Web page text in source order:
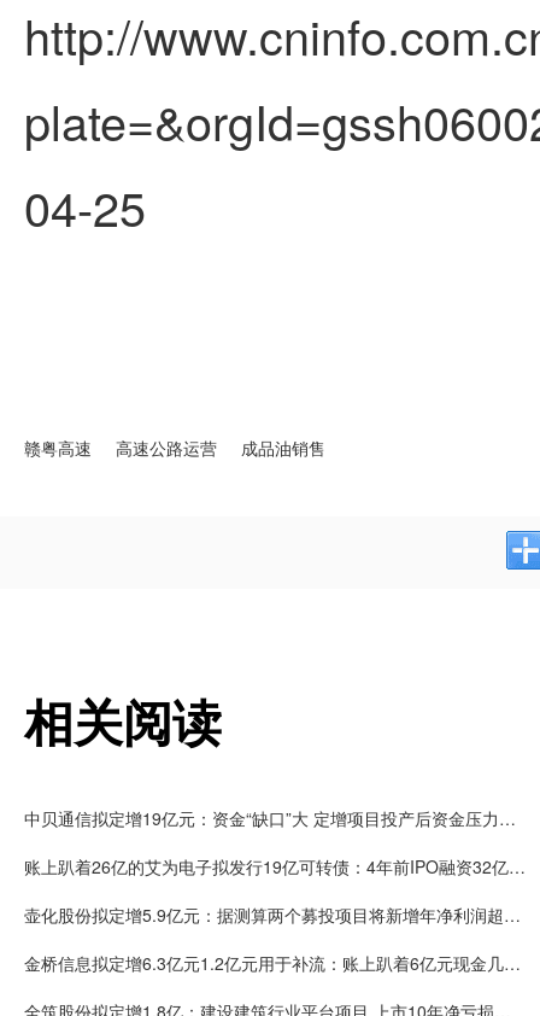
http://
04-25
赣粤高速 高速公路运营 成品油销售
相关阅读
中贝通信拟定增19亿元：资金“缺口”大 定增项目投产后资金压力更大
账上趴着26亿的艾为电子拟发行19亿可转债：4年前IPO融资32亿 上市后共创造5.4亿净利润
壶化股份拟定增5.9亿元：据测算两个募投项目将新增年净利润超9000万元
金桥信息拟定增6.3亿元1.2亿元用于补流：账上趴着6亿元现金几乎无借款
全筑股份拟定增1.8亿：建设建筑行业平台项目 上市10年净亏损超15亿已完成募资14亿